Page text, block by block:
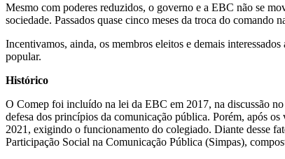
Mesmo com poderes reduzidos, o governo e a EBC não se
sociedade. Passados quase cinco meses da troca do
Incentivamos, ainda, os membros eleitos e demais
popular.
Histórico
O Comep foi incluído na lei da EBC em 2017, na discussão
defesa dos princípios da comunicação pública. Porém, após
2021, exigindo o funcionamento do colegiado. Diante desse
Participação Social na Comunicação Pública (Simpas),